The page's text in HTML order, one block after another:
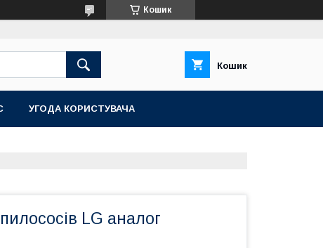
Кошик
Кошик
УГОДА КОРИСТУВАЧА
LG аналог